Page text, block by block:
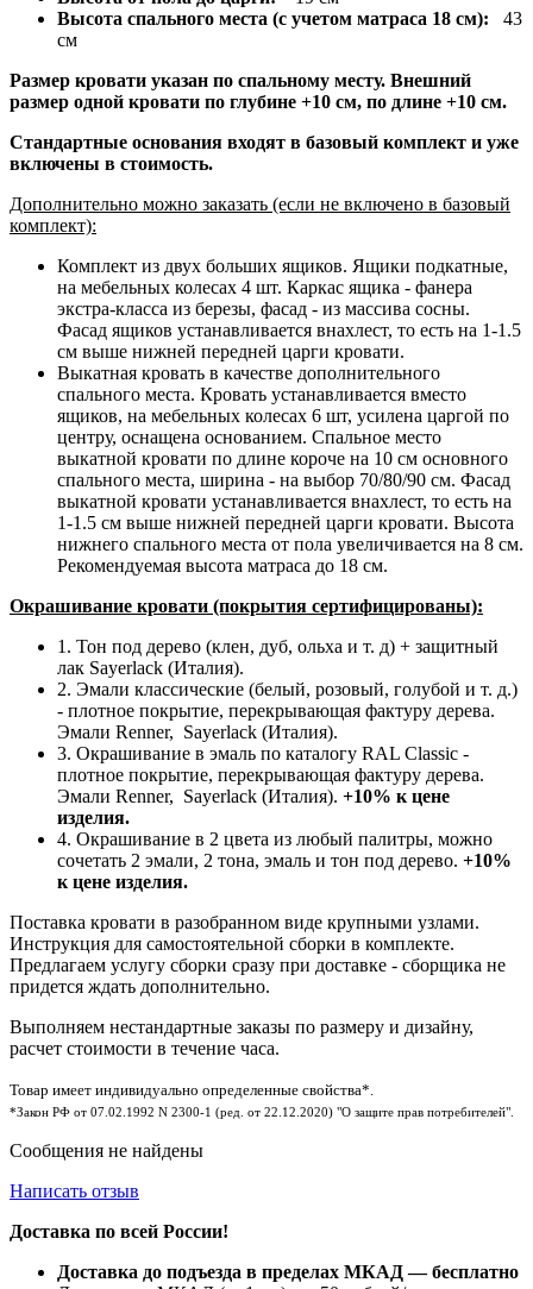
Высота спального места (с учетом матраса 18 см): 43
см
Размер кровати указан по спальному месту. Внешний
размер одной кровати по глубине +10 см, по длине +10 см.
Стандартные основания входят в базовый комплект и уже
включены в стоимость.
Дополнительно можно заказать (если не включено в базовый
комплект):
Комплект из двух больших ящиков. Ящики подкатные,
на мебельных колесах 4 шт. Каркас ящика - фанера
экстра-класса из березы, фасад - из массива сосны.
Фасад ящиков устанавливается внахлест, то есть на 1-1.5
см выше нижней передней царги кровати.
Выкатная кровать в качестве дополнительного
спального места. Кровать устанавливается вместо
ящиков, на мебельных колесах 6 шт, усилена царгой по
центру, оснащена основанием. Спальное место
выкатной кровати по длине короче на 10 см основного
спального места, ширина - на выбор 70/80/90 см. Фасад
выкатной кровати устанавливается внахлест, то есть на
1-1.5 см выше нижней передней царги кровати. Высота
нижнего спального места от пола увеличивается на 8 см.
Рекомендуемая высота матраса до 18 см.
Окрашивание кровати (покрытия сертифицированы):
1. Тон под дерево (клен, дуб, ольха и т. д) + защитный
лак Sayerlack (Италия).
2. Эмали классические (белый, розовый, голубой и т. д.)
- плотное покрытие, перекрывающая фактуру дерева.
Эмали Renner, Sayerlack (Италия).
3. Окрашивание в эмаль по каталогу RAL Classic -
плотное покрытие, перекрывающая фактуру дерева.
Эмали Renner, Sayerlack (Италия). +10% к цене
изделия.
4. Окрашивание в 2 цвета из любый палитры, можно
сочетать 2 эмали, 2 тона, эмаль и тон под дерево. +10%
к цене изделия.
Поставка кровати в разобранном виде крупными узлами.
Инструкция для самостоятельной сборки в комплекте.
Предлагаем услугу сборки сразу при доставке - сборщика не
придется ждать дополнительно.
Выполняем нестандартные заказы по размеру и дизайну,
расчет стоимости в течение часа.
Товар имеет индивидуально определенные свойства*.
*Закон РФ от 07.02.1992 N 2300-1 (ред. от 22.12.2020) "О защите прав потребителей".
Сообщения не найдены
Написать отзыв
Доставка по всей России!
Доставка до подъезда в пределах МКАД — бесплатно